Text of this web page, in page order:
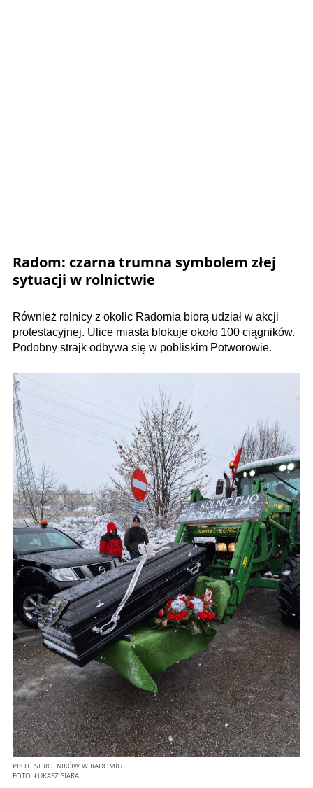
Radom: czarna trumna symbolem złej
sytuacji w rolnictwie
Również rolnicy z okolic Radomia biorą udział w akcji
protestacyjnej. Ulice miasta blokuje około 100 ciągników.
Podobny strajk odbywa się w pobliskim Potworowie.
PROTEST ROLNIKÓW W RADOMIU
FOTO: ŁUKASZ SIARA